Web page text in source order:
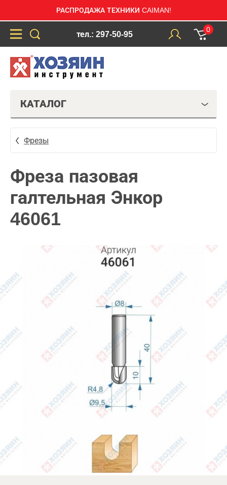
РАСПРОДАЖА ТЕХНИКИ CAIMAN!
тел.: 297-50-95
0
КАТАЛОГ
Фрезы
Фреза пазовая
галтельная Энкор
46061